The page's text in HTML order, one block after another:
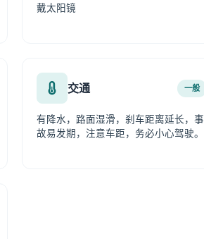
戴太阳镜
交通 一般
有降水，路面湿滑，刹车距离延长，事
故易发期，注意车距，务必小心驾驶。